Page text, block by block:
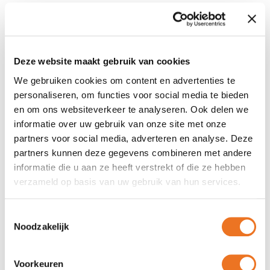
Deze website maakt gebruik van cookies
We gebruiken cookies om content en advertenties te
personaliseren, om functies voor social media te bieden
en om ons websiteverkeer te analyseren. Ook delen we
informatie over uw gebruik van onze site met onze
partners voor social media, adverteren en analyse. Deze
partners kunnen deze gegevens combineren met andere
informatie die u aan ze heeft verstrekt of die ze hebben
verzameld op basis van uw gebruik van hun services.
Noodzakelijk
Voorkeuren
op maat gedrukt op onze borden.
Wat zijn informatieborden?
Informatieborden zijn fysieke borden die bedoeld zijn om
belangrijke informatie, instructies of mededelingen
duidelijk te communiceren aan een publiek. Ze worden vaak
gebruikt in diverse omgevingen, zoals evenementen,
bedrijven, scholen, ziekenhuizen en bouwplaatsen, om
mensen te informeren, te waarschuwen of te begeleiden.
Waarom kiezen voor onze reclameborden?
Hoogwaardige kwaliteit:
levendige kleuren die in alle weersomstandigheden